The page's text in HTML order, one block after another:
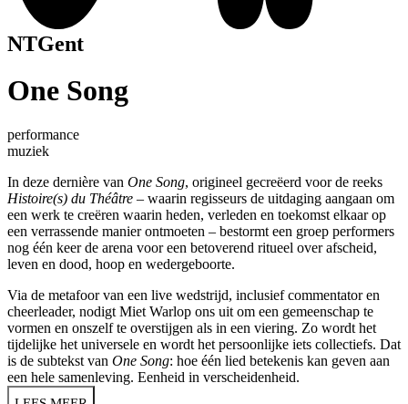
NTGent
One Song
performance
muziek
In deze dernière van One Song, origineel gecreëerd voor de reeks
Histoire(s) du Théâtre – waarin regisseurs de uitdaging aangaan om
een werk te creëren waarin heden, verleden en toekomst elkaar op
een verrassende manier ontmoeten – bestormt een groep performers
nog één keer de arena voor een betoverend ritueel over afscheid,
leven en dood, hoop en wedergeboorte.
Via de metafoor van een live wedstrijd, inclusief commentator en
cheerleader, nodigt Miet Warlop ons uit om een gemeenschap te
vormen en onszelf te overstijgen als in een viering. Zo wordt het
tijdelijke het universele en wordt het persoonlijke iets collectiefs. Dat
is de subtekst van One Song: hoe één lied betekenis kan geven aan
een hele samenleving. Eenheid in verscheidenheid.